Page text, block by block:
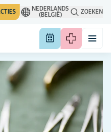
NEDERLANDS
(BELGIË)
ZOEKEN